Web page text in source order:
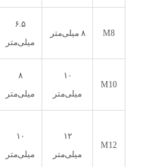
M8 ۸ میلی‌متر
۶.۵
میلی‌متر
M10
۱۰
میلی‌متر
۸
میلی‌متر
M12
۱۲
میلی‌متر
۱۰
میلی‌متر